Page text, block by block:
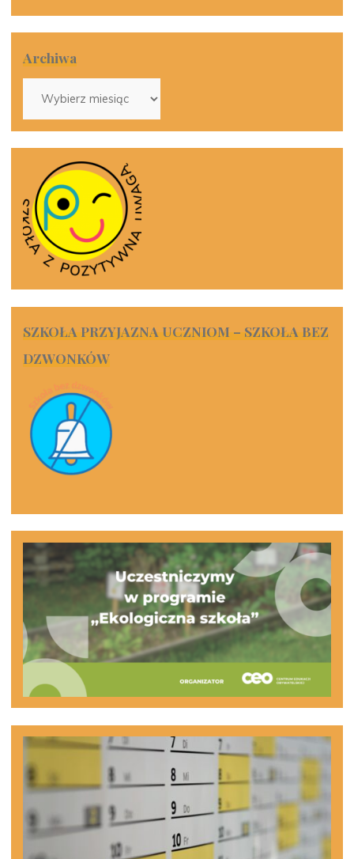
Archiwa
SZKOŁA PRZYJAZNA UCZNIOM – SZKOŁA BEZ
DZWONKÓW